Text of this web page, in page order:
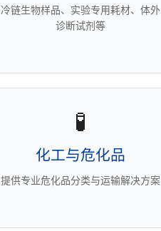
冷链生物样品、实验专用耗材、体外
诊断试剂等
🧪
化工与危化品
提供专业危化品分类与运输解决方案